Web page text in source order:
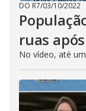
DO R7/03/10/2022
ruas
No vídeo, até